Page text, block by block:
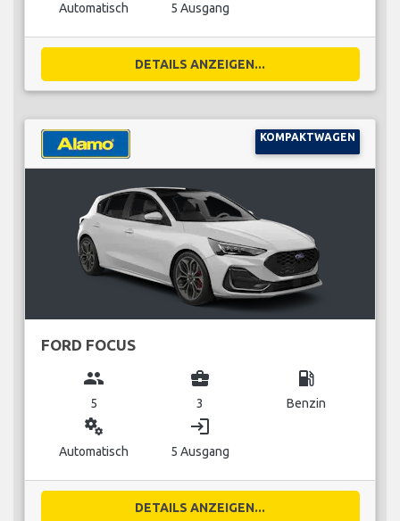
Automatisch 5 Ausgang
DETAILS ANZEIGEN...
KOMPAKTWAGEN
FORD FOCUS
group
5
business_center
3
local_gas_station
Benzin
miscellaneous_services
Automatisch
login
5 Ausgang
DETAILS ANZEIGEN...